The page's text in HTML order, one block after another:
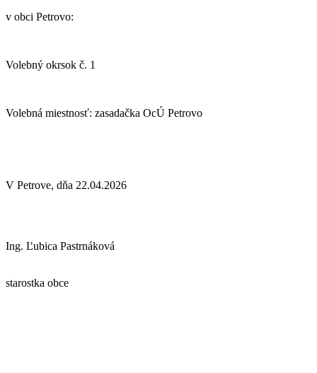
v obci Petrovo:
Volebný okrsok č. 1
Volebná miestnosť: zasadačka OcÚ Petrovo
V Petrove, dňa 22.04.2026
Ing. Ľubica Pastrnáková
starostka obce